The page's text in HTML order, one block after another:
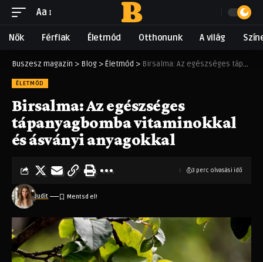
Aa
Nők Férfiak Életmód Otthonunk A világ
Buszesz magazin > Blog >Életmód > Birsalma: Az egészséges tápanyagbomba vitaminokkal és ásványi anyagokkal
ÉLETMÓD
Birsalma: Az egészséges
tápanyagbomba vitaminokkal
és ásványi anyagokkal
Judit
3 perc olvasási idő